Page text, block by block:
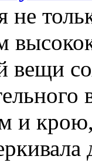
не
вещи
и